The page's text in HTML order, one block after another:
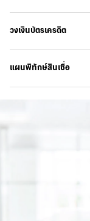
วงเงินบัตรเครดิต
แผนพิทักษ์สินเชื่อ